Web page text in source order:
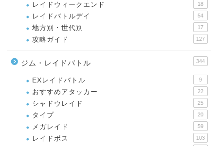
レイドウィークエンド 18
レイドバトルデイ 54
地方別・世代別 17
攻略ガイド 127
ジム・レイドバトル 344
EXレイドバトル 9
おすすめアタッカー 22
シャドウレイド 25
タイプ 20
メガレイド 59
レイドボス 103